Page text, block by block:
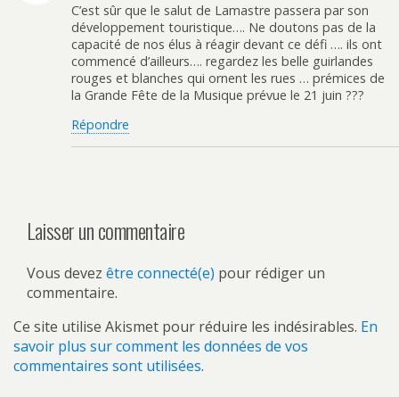
C’est sûr que le salut de Lamastre passera par son
développement touristique…. Ne doutons pas de la
capacité de nos élus à réagir devant ce défi …. ils ont
commencé d’ailleurs…. regardez les belle guirlandes
rouges et blanches qui ornent les rues … prémices de
la Grande Fête de la Musique prévue le 21 juin ???
Répondre
Laisser un commentaire
Vous devez être connecté(e) pour rédiger un
commentaire.
Ce site utilise Akismet pour réduire les indésirables. En
savoir plus sur comment les données de vos
commentaires sont utilisées.